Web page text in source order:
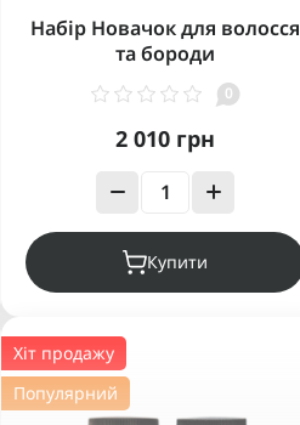
Набір Новачок для волосся
та бороди
0
2 010 грн
Купити
Хіт продажу
Популярний